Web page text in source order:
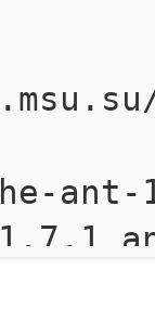
1.7.1